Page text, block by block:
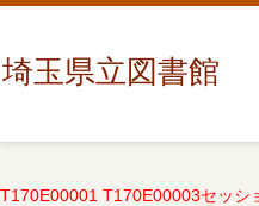
埼玉県立図書館
T170E00001 T170E00003セッシ